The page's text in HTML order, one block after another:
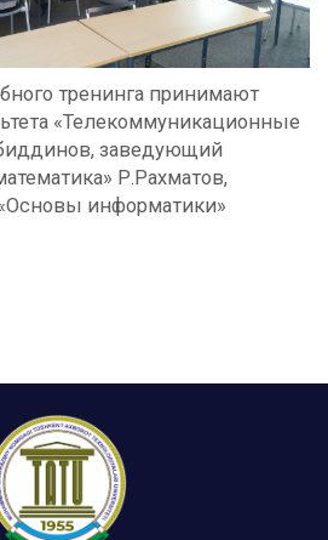
тренинга принимают
«Телекоммуникационные
заведующий
Р.Рахматов,
информатики»